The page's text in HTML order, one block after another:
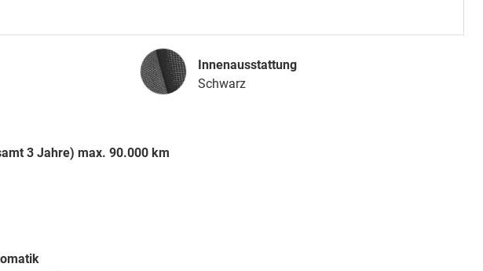
Innenausstattung
Innenausstattung
Schwarz
3 Jahre) max. 90.000 km